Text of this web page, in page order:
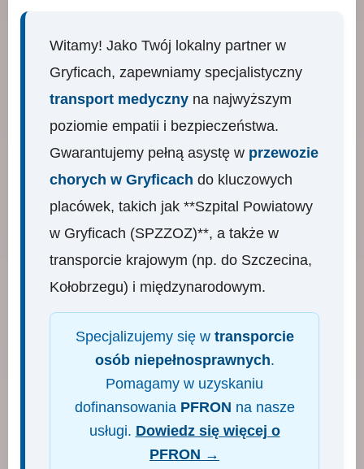
Witamy! Jako Twój lokalny partner w
Gryficach, zapewniamy specjalistyczny
transport medyczny na najwyższym
poziomie empatii i bezpieczeństwa.
Gwarantujemy pełną asystę w przewozie
chorych w Gryficach do kluczowych
placówek, takich jak **Szpital Powiatowy
w Gryficach (SPZZOZ)**, a także w
transporcie krajowym (np. do Szczecina,
Kołobrzegu) i międzynarodowym.
Specjalizujemy się w transporcie
osób niepełnosprawnych.
Pomagamy w uzyskaniu
dofinansowania PFRON na nasze
usługi. Dowiedz się więcej o
PFRON →